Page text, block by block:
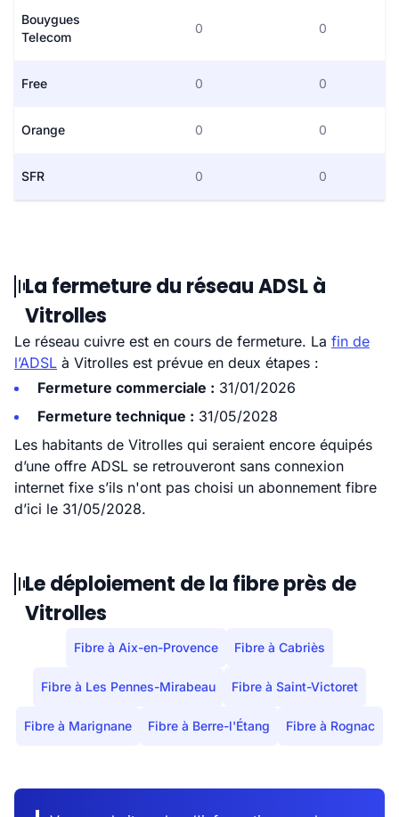
Bouygues
Telecom
0 0
Free 0 0
Orange 0 0
SFR 0 0
La fermeture du réseau ADSL à
Vitrolles
Le réseau cuivre est en cours de fermeture. La fin de
l’ADSL à Vitrolles est prévue en deux étapes :
Fermeture commerciale : 31/01/2026
Fermeture technique : 31/05/2028
Les habitants de Vitrolles qui seraient encore équipés
d’une offre ADSL se retrouveront sans connexion
internet fixe s’ils n'ont pas choisi un abonnement fibre
d’ici le 31/05/2028.
Le déploiement de la fibre près de
Vitrolles
Fibre à Aix-en-Provence Fibre à Cabriès
Fibre à Les Pennes-Mirabeau Fibre à Saint-Victoret
Fibre à Marignane Fibre à Berre-l'Étang Fibre à Rognac